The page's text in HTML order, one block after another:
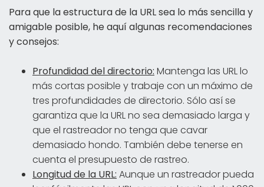
Para que la estructura de la URL sea lo más sencilla y
amigable posible, he aquí algunas recomendaciones
y consejos:
Profundidad del directorio: Mantenga las URL lo
más cortas posible y trabaje con un máximo de
tres profundidades de directorio. Sólo así se
garantiza que la URL no sea demasiado larga y
que el rastreador no tenga que cavar
demasiado hondo. También debe tenerse en
cuenta el presupuesto de rastreo.
Longitud de la URL: Aunque un rastreador pueda